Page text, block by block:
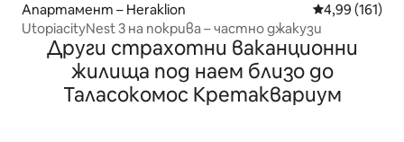
Апартамент – Heraklion Средна
4,99 (161)
UtopiacityNest 3 на покрива – частно джакузи
Други страхотни ваканционни
жилища под наем близо до
Таласокомос Кретаквариум